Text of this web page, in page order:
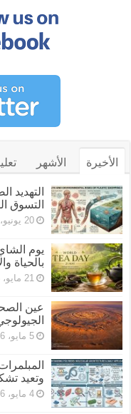
الأخيرة الأشهر
التهديد
التسوق
20 يونيو، 2026
يوم
بالحياة
21 مايو، 2026
عين
5 مايو، 2026
وتعيد
4 مايو، 2026